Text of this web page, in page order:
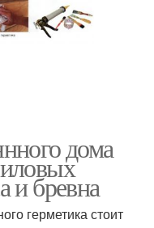
дома
и бревна
герметика стоит